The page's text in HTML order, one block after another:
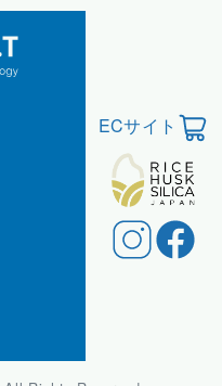
ECサイト